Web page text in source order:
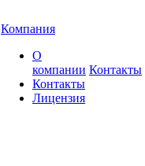
Компания
О
компании
Контакты
Лицензия
Контакты